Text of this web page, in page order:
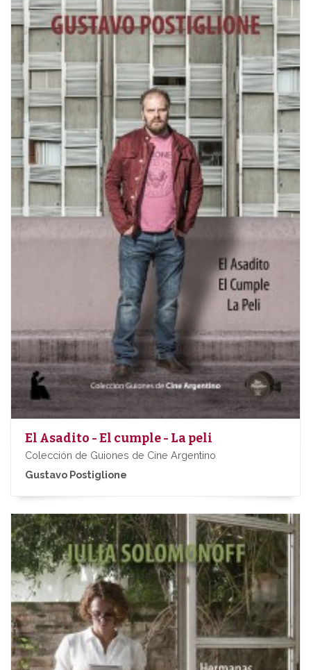
El Asadito - El cumple - La peli
Colección de Guiones de Cine Argentino
Gustavo Postiglione